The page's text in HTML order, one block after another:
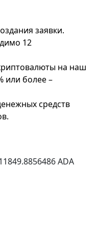
заявки.
12
на наш
или более –
средств
ADA